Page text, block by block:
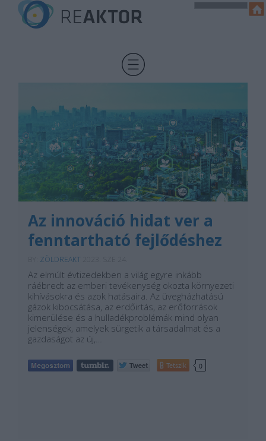
Az innováció hidat ver a
fenntartható fejlődéshez
ZÖLDREAKT
Az elmúlt évtizedekben a világ egyre inkább
ráébredt az emberi tevékenység okozta környezeti
kihívásokra és azok hatásaira. Az üvegházhatású
gázok kibocsátása, az erdőirtás, az erőforrások
kimerülése és a hulladékproblémák mind olyan
jelenségek, amelyek sürgetik a társadalmat és a
gazdaságot az új,…
Tetszik 0